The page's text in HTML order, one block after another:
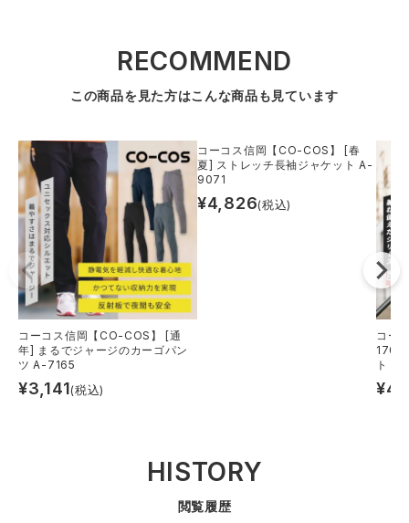
RECOMMEND
この商品を見た方はこんな商品も見ています
コーコス信岡【CO-COS】 [通
年] まるでジャージのカーゴパン
ツ A-7165
¥3,141(税込)
コーコス信岡【CO-COS】 [春
夏] ストレッチ長袖ジャケット A-
9071
¥4,826(税込)
コー
170
ト
¥
HISTORY
閲覧履歴